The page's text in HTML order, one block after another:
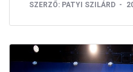
SZERZŐ: PATYI SZILÁRD